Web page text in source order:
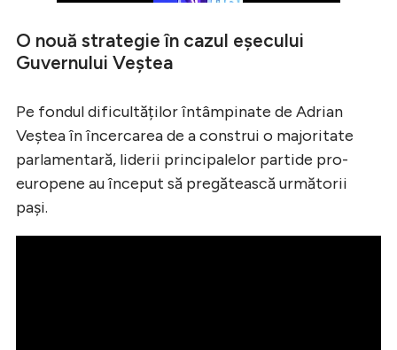
O nouă strategie în cazul eșecului
Guvernului Veștea
Pe fondul dificultăților întâmpinate de Adrian
Veștea în încercarea de a construi o majoritate
parlamentară, liderii principalelor partide pro-
europene au început să pregătească următorii
pași.